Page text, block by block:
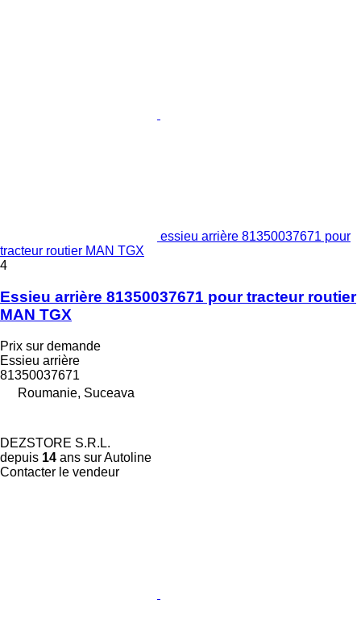
essieu arrière 81350037671 pour
tracteur routier MAN TGX
4
Essieu arrière 81350037671 pour tracteur routier
MAN TGX
Prix sur demande
Essieu arrière
81350037671
Roumanie, Suceava
DEZSTORE S.R.L.
depuis 14 ans sur Autoline
Contacter le vendeur